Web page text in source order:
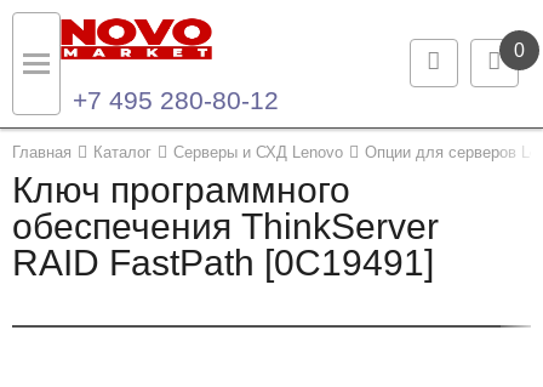
0
+7 495 280-80-12
Главная Каталог Серверы и СХД Lenovo Опции для серверов
Ключ программного
обеспечения ThinkServer
RAID FastPath [0C19491]
Назад
Каталог продукции
Ноутбуки и ультрабуки
Назад
Контакты
Контактная информация